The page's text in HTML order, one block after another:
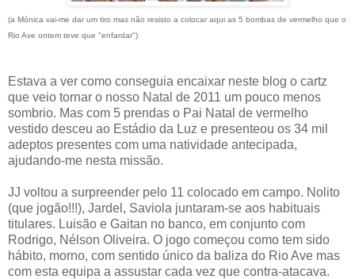
(a Mónica vai-me dar um tiro mas não resisto a colocar aqui as 5 bombas de vermelho que o
Rio Ave ontem teve que "enfardar")
Estava a ver como conseguia encaixar neste blog o cartz
que veio tornar o nosso Natal de 2011 um pouco menos
sombrio. Mas com 5 prendas o Pai Natal de vermelho
vestido desceu ao Estádio da Luz e presenteou os 34 mil
adeptos presentes com uma natividade antecipada,
ajudando-me nesta missão.
JJ voltou a surpreender pelo 11 colocado em campo. Nolito
(que jogão!!!), Jardel, Saviola juntaram-se aos habituais
titulares. Luisão e Gaitan no banco, em conjunto com
Rodrigo, Nélson Oliveira. O jogo começou como tem sido
hábito, morno, com sentido único da baliza do Rio Ave mas
com esta equipa a assustar cada vez que contra-atacava.